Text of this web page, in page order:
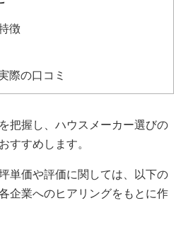
徴
際の口コミ
把握し、ハウスメーカー選びの
すすめします。
単価や評価に関しては、以下の
企業へのヒアリングをもとに作